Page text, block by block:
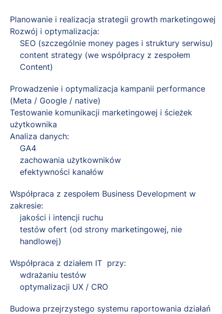
Planowanie i realizacja strategii growth marketingowej
Rozwój i optymalizacja:
SEO (szczególnie money pages i struktury serwisu)
content strategy (we współpracy z zespołem
Content)
Prowadzenie i optymalizacja kampanii performance
(Meta / Google / native)
Testowanie komunikacji marketingowej i ścieżek
użytkownika
Analiza danych:
GA4
zachowania użytkowników
efektywności kanałów
Współpraca z zespołem Business Development w
zakresie:
jakości i intencji ruchu
testów ofert (od strony marketingowej, nie
handlowej)
Współpraca z działem IT przy:
wdrażaniu testów
optymalizacji UX / CRO
Budowa przejrzystego systemu raportowania działań